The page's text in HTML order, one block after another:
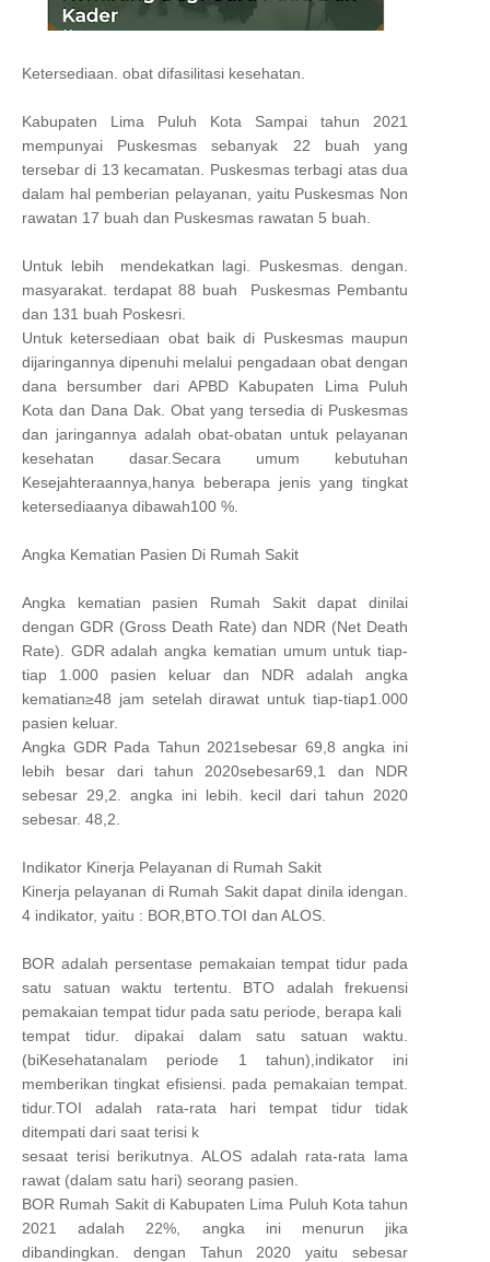
Ketersediaan. obat difasilitasi kesehatan.
Kabupaten Lima Puluh Kota Sampai tahun 2021
mempunyai Puskesmas sebanyak 22 buah yang
tersebar di 13 kecamatan. Puskesmas terbagi atas dua
dalam hal pemberian pelayanan, yaitu Puskesmas Non
rawatan 17 buah dan Puskesmas rawatan 5 buah.
Untuk lebih mendekatkan lagi. Puskesmas. dengan.
masyarakat. terdapat 88 buah Puskesmas Pembantu
dan 131 buah Poskesri.
Untuk ketersediaan obat baik di Puskesmas maupun
dijaringannya dipenuhi melalui pengadaan obat dengan
dana bersumber dari APBD Kabupaten Lima Puluh
Kota dan Dana Dak. Obat yang tersedia di Puskesmas
dan jaringannya adalah obat-obatan untuk pelayanan
kesehatan dasar.Secara umum kebutuhan
Kesejahteraannya,hanya beberapa jenis yang tingkat
ketersediaanya dibawah100 %.
Angka Kematian Pasien Di Rumah Sakit
Angka kematian pasien Rumah Sakit dapat dinilai
dengan GDR (Gross Death Rate) dan NDR (Net Death
Rate). GDR adalah angka kematian umum untuk tiap-
tiap 1.000 pasien keluar dan NDR adalah angka
kematian≥48 jam setelah dirawat untuk tiap-tiap1.000
pasien keluar.
Angka GDR Pada Tahun 2021sebesar 69,8 angka ini
lebih besar dari tahun 2020sebesar69,1 dan NDR
sebesar 29,2. angka ini lebih. kecil dari tahun 2020
sebesar. 48,2.
Indikator Kinerja Pelayanan di Rumah Sakit
Kinerja pelayanan di Rumah Sakit dapat dinila idengan.
4 indikator, yaitu : BOR,BTO.TOI dan ALOS.
BOR adalah persentase pemakaian tempat tidur pada
satu satuan waktu tertentu. BTO adalah frekuensi
pemakaian tempat tidur pada satu periode, berapa kali
tempat tidur. dipakai dalam satu satuan waktu.
(biKesehatanalam periode 1 tahun),indikator ini
memberikan tingkat efisiensi. pada pemakaian tempat.
tidur.TOI adalah rata-rata hari tempat tidur tidak
ditempati dari saat terisi k
sesaat terisi berikutnya. ALOS adalah rata-rata lama
rawat (dalam satu hari) seorang pasien.
BOR Rumah Sakit di Kabupaten Lima Puluh Kota tahun
2021 adalah 22%, angka ini menurun jika
dibandingkan. dengan Tahun 2020 yaitu sebesar